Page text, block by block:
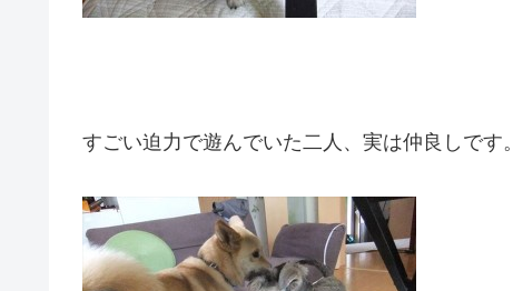
すごい迫力で遊んでいた二人、実は仲良しです。